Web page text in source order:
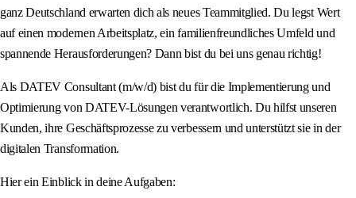
ganz Deutschland erwarten dich als neues Teammitglied. Du legst Wert
auf einen modernen Arbeitsplatz, ein familienfreundliches Umfeld und
spannende Herausforderungen? Dann bist du bei uns genau richtig!
Als DATEV Consultant (m/w/d) bist du für die Implementierung und
Optimierung von DATEV-Lösungen verantwortlich. Du hilfst unseren
Kunden, ihre Geschäftsprozesse zu verbessern und unterstützt sie in der
digitalen Transformation.
Hier ein Einblick in deine Aufgaben: